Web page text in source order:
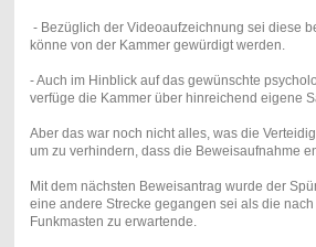
- Bezüglich der Videoaufzeichnung sei diese
könne von der Kammer gewürdigt werden.
- Auch im Hinblick auf das gewünschte
verfüge die Kammer über hinreichend eigene
Aber das war noch nicht alles, was die
um zu verhindern, dass die Beweisaufnahme
Mit dem nächsten Beweisantrag wurde der
eine andere Strecke gegangen sei als die
Funkmasten zu erwartende.